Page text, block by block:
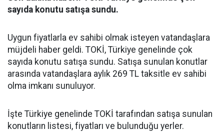
sayıda konutu satışa sundu.
Uygun fiyatlarla ev sahibi olmak isteyen vatandaşlara
müjdeli haber geldi. TOKİ, Türkiye genelinde çok
sayıda konutu satışa sundu. Satışa sunulan konutlar
arasında vatandaşlara aylık 269 TL taksitle ev sahibi
olma imkanı sunuluyor.
İşte Türkiye genelinde TOKİ tarafından satışa sunulan
konutların listesi, fiyatları ve bulunduğu yerler.